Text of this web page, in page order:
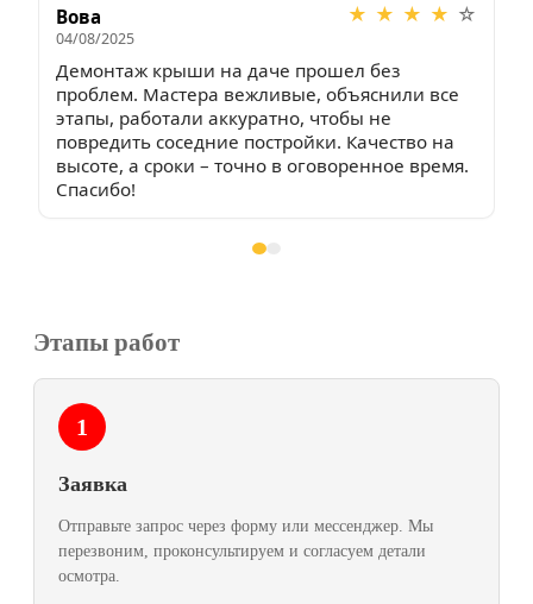
Вова
04/08/2025
★ ★ ★ ★ ☆
Демонтаж крыши на даче прошел без
проблем. Мастера вежливые, объяснили все
этапы, работали аккуратно, чтобы не
повредить соседние постройки. Качество на
высоте, а сроки – точно в оговоренное время.
Спасибо!
Этапы работ
1
Заявка
Отправьте запрос через форму или мессенджер. Мы
перезвоним, проконсультируем и согласуем детали
осмотра.